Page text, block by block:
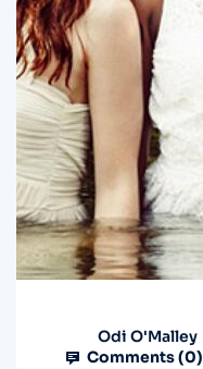
Odi O'Malley
Comments (0)